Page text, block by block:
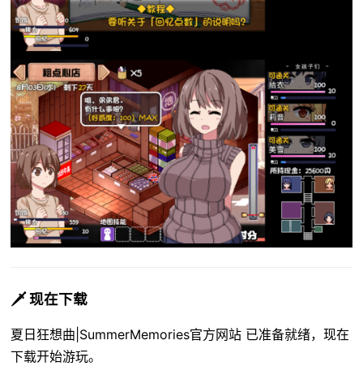
🗡️ 现在下载
夏日狂想曲|SummerMemories官方网站 已准备就绪，现在
下载开始游玩。